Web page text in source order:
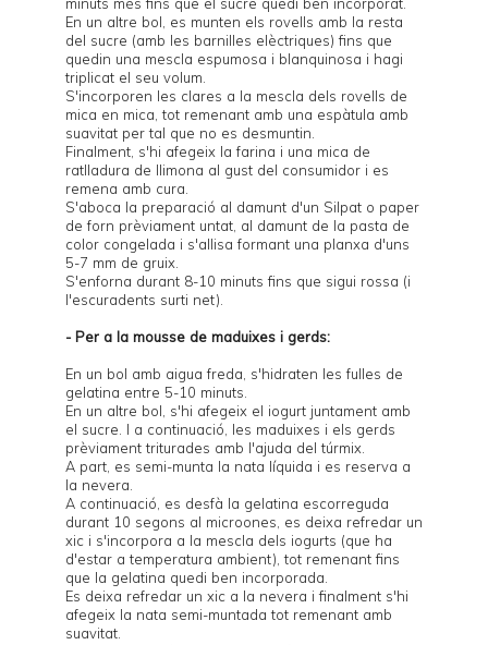
En un altre bol, es munten els rovells amb la resta
del sucre (amb les barnilles elèctriques) fins que
quedin una mescla espumosa i blanquinosa i hagi
triplicat el seu volum.
S'incorporen les clares a la mescla dels rovells de
mica en mica, tot remenant amb una espàtula amb
suavitat per tal que no es desmuntin.
Finalment, s'hi afegeix la farina i una mica de
ratlladura de llimona al gust del consumidor i es
remena amb cura.
S'aboca la preparació al damunt d'un Silpat o paper
de forn prèviament untat, al damunt de la pasta de
color congelada i s'allisa formant una planxa d'uns
5-7 mm de gruix.
S'enforna durant 8-10 minuts fins que sigui rossa (i
l'escuradents surti net).
- Per a la mousse de maduixes i gerds:
En un bol amb aigua freda, s'hidraten les fulles de
gelatina entre 5-10 minuts.
En un altre bol, s'hi afegeix el iogurt juntament amb
el sucre. I a continuació, les maduixes i els gerds
prèviament triturades amb l'ajuda del túrmix.
A part, es semi-munta la nata líquida i es reserva a
la nevera.
A continuació, es desfà la gelatina escorreguda
durant 10 segons al microones, es deixa refredar un
xic i s'incorpora a la mescla dels iogurts (que ha
d'estar a temperatura ambient), tot remenant fins
que la gelatina quedi ben incorporada.
Es deixa refredar un xic a la nevera i finalment s'hi
afegeix la nata semi-muntada tot remenant amb
suavitat.